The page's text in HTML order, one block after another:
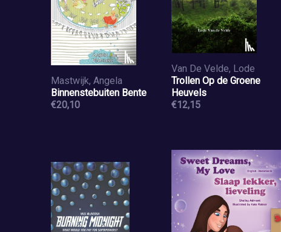
Mastwijk, Angela
Binnenstebuiten Bente
€20,10
Van De Velde, Lode
Trollen Op de Groene
Heuvels
€12,15